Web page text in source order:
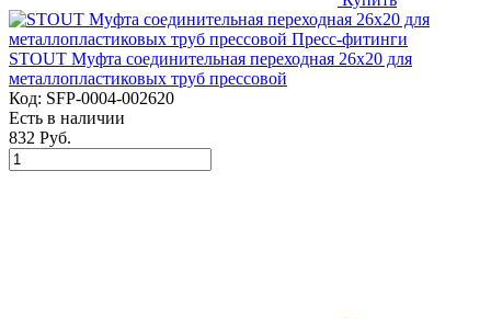
STOUT Муфта соединительная переходная 26х20 для
металлопластиковых труб прессовой
Код: SFP-0004-002620
Есть в наличии
832 Руб.